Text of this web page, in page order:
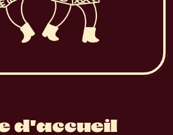
d'accueil